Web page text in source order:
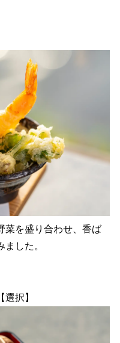
菜を盛り合わせ、香ば
した。
択】